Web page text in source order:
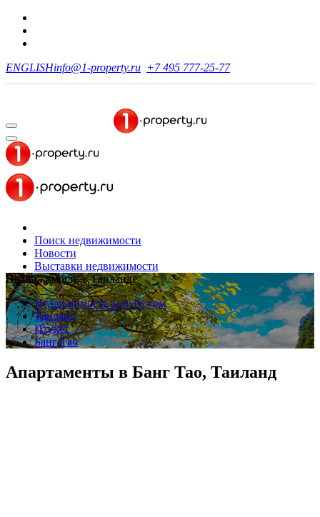
ENGLISHinfo@1-property.ru +7 495 777-25-77
Поиск недвижимости
Новости
Выставки недвижимости
Недвижимость в Таиланде
Недвижимость за рубежом
Таиланд
Пхукет
Банг Тао
Апартаменты в Банг Тао, Таиланд